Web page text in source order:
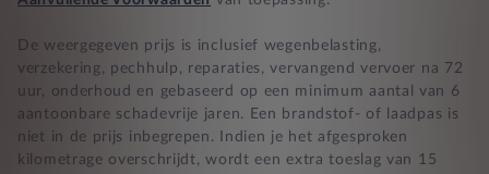
De weergegeven prijs is inclusief wegenbelasting,
verzekering, pechhulp, reparaties, vervangend vervoer na 72
uur, onderhoud en gebaseerd op een minimum aantal van 6
aantoonbare schadevrije jaren. Een brandstof- of laadpas is
niet in de prijs inbegrepen. Indien je het afgesproken
kilometrage overschrijdt, wordt een extra toeslag van 15